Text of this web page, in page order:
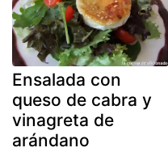
Ensalada con
queso de cabra y
vinagreta de
arándano